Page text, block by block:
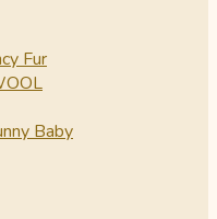
Fur
Baby